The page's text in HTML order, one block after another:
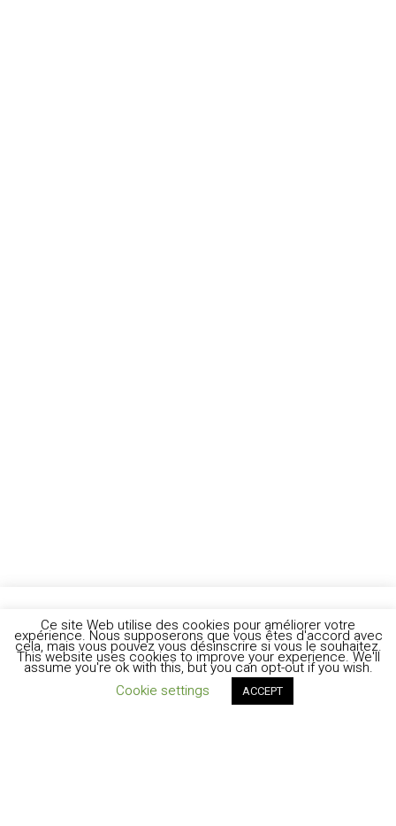
Ce site Web utilise des cookies pour améliorer votre
expérience. Nous supposerons que vous êtes d'accord avec
cela, mais vous pouvez vous désinscrire si vous le souhaitez.
This website uses cookies to improve your experience. We'll
assume you're ok with this, but you can opt-out if you wish.
Cookie settings
ACCEPT